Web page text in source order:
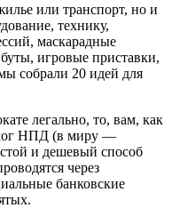
или транспорт, но и
технику,
маскарадные
игровые приставки,
собрали 20 идей для
легально, то, вам, как
НПД (в миру —
и дешевый способ
через
банковские